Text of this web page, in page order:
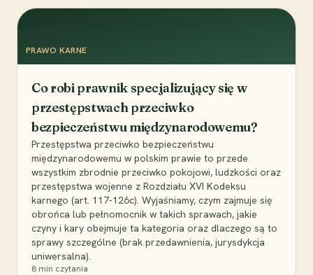
PRAWO KARNE
Co robi prawnik specjalizujący się w
przestępstwach przeciwko
bezpieczeństwu międzynarodowemu?
Przestępstwa przeciwko bezpieczeństwu
międzynarodowemu w polskim prawie to przede
wszystkim zbrodnie przeciwko pokojowi, ludzkości oraz
przestępstwa wojenne z Rozdziału XVI Kodeksu
karnego (art. 117-126c). Wyjaśniamy, czym zajmuje się
obrońca lub pełnomocnik w takich sprawach, jakie
czyny i kary obejmuje ta kategoria oraz dlaczego są to
sprawy szczególne (brak przedawnienia, jurysdykcja
uniwersalna).
8 min czytania